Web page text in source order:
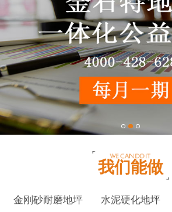
我们能做
金刚砂耐磨地坪 水泥硬化地坪